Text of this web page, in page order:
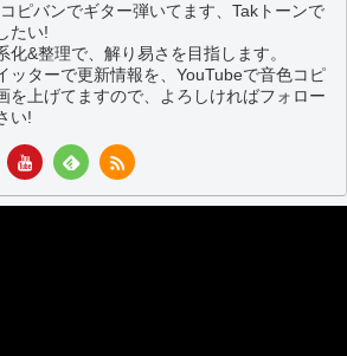
コピバンでギター弾いてます、Takトーンで
たい!
化&整理で、解り易さを目指します。
ッターで更新情報を、YouTubeで音色コピ
を上げてますので、よろしければフォロー
い!